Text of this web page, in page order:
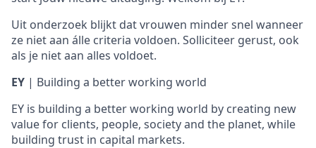
Uit onderzoek blijkt dat vrouwen minder snel wanneer
ze niet aan álle criteria voldoen. Solliciteer gerust, ook
als je niet aan alles voldoet.
EY | Building a better working world
EY is building a better working world by creating new
value for clients, people, society and the planet, while
building trust in capital markets.